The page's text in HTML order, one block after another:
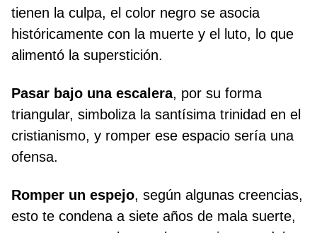
tienen la culpa, el color negro se asocia
históricamente con la muerte y el luto, lo que
alimentó la superstición.
Pasar bajo una escalera, por su forma
triangular, simboliza la santísima trinidad en el
cristianismo, y romper ese espacio sería una
ofensa.
Romper un espejo, según algunas creencias,
esto te condena a siete años de mala suerte,